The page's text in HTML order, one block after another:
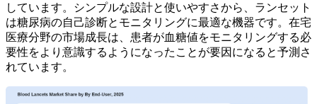
しています。シンプルな設計と使いやすさから、ランセット
は糖尿病の自己診断とモニタリングに最適な機器です。在宅
医療分野の市場成長は、患者が血糖値をモニタリングする必
要性をより意識するようになったことが要因になると予測さ
れています。